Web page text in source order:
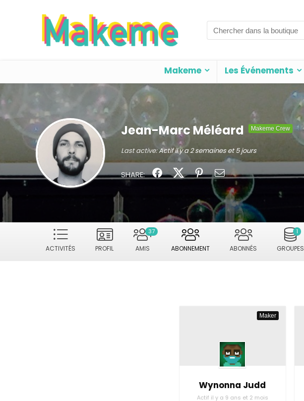
Search
for:
Makeme Les Événements
Jean-Marc Méléard Makeme Crew
Last active:Actif il y a 2 semaines et 5 jours
SHARE:
ACTIVITÉS PROFIL AMIS
37
ABONNEMENT ABONNÉS GROUPES
1
Maker
Wynonna Judd
Actif il y a 9 ans et 2 mois